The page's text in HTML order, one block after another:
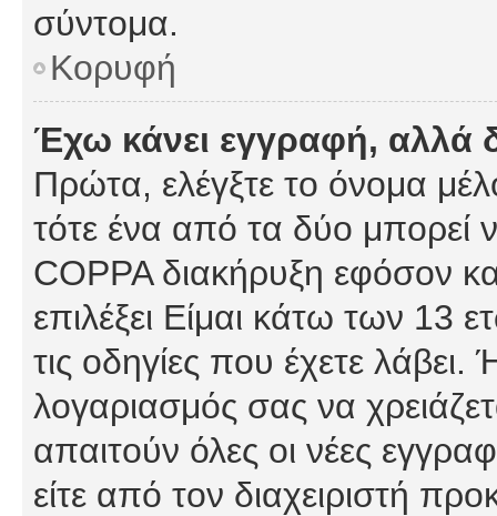
σύντομα.
Κορυφή
Έχω κάνει εγγραφή,
Πρώτα, ελέγξτε το όνομα
τότε ένα από τα δύο μπορεί
COPPA διακήρυξη εφόσον
επιλέξει Είμαι κάτω των 13
τις οδηγίες που έχετε λάβει.
λογαριασμός σας να
απαιτούν όλες οι νέες
είτε από τον διαχειριστή